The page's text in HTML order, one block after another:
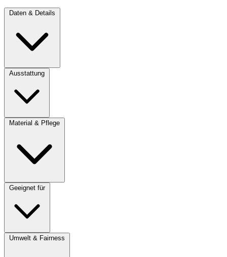
Daten & Details
Ausstattung
Material & Pflege
Geeignet für
Umwelt & Fairness